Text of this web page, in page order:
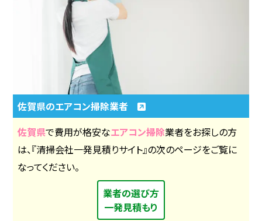
佐賀県のエアコン掃除業者
佐賀県で費用が格安なエアコン掃除業者をお探しの方
は、『清掃会社一発見積りサイト』の次のページをご覧に
なってください。
業者の選び方
一発見積もり